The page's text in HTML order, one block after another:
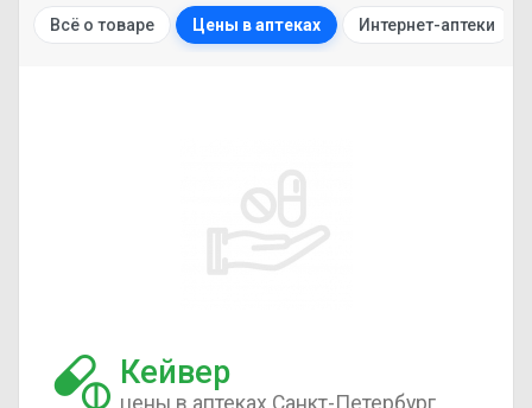
Всё о товаре Цены в аптеках Интернет-аптеки
Кейвер
цены в аптеках Санкт-Петербург